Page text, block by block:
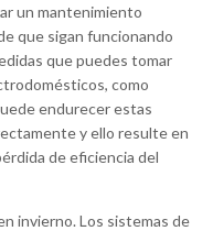
un mantenimiento
que sigan funcionando
que puedes tomar
como
endurecer estas
y ello resulte en
de eficiencia del
invierno. Los sistemas de